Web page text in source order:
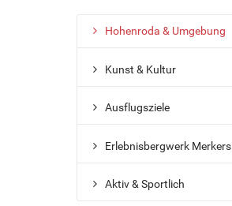
Hohenroda & Umgebung
Kunst & Kultur
Ausflugsziele
Erlebnisbergwerk Merkers
Aktiv & Sportlich